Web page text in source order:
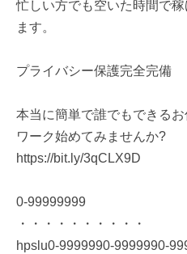
忙しい方でも空いた時間で
ます。
プライバシー保護完全完備
本当に簡単で誰でもできる
ワーク始めてみませんか?
https://bit.ly/3qCLX9D
0-99999999
・・・・・・・・・・
hpslu0-9999990-9999990-